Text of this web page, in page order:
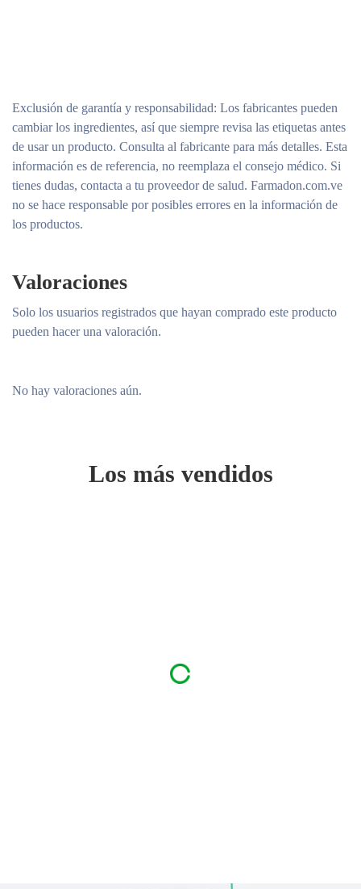
Exclusión de garantía y responsabilidad: Los fabricantes pueden
cambiar los ingredientes, así que siempre revisa las etiquetas antes
de usar un producto. Consulta al fabricante para más detalles. Esta
información es de referencia, no reemplaza el consejo médico. Si
tienes dudas, contacta a tu proveedor de salud. Farmadon.com.ve
no se hace responsable por posibles errores en la información de
los productos.
Valoraciones
No hay valoraciones aún.
Solo los usuarios registrados que hayan comprado este producto
pueden hacer una valoración.
Los más vendidos